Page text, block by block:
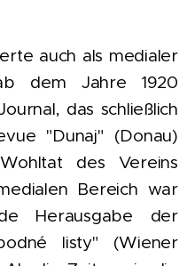
auch als medialer
dem Jahre 1920
das schließlich
"Dunaj" (Donau)
des Vereins
Bereich war
Herausgabe der
listy" (Wiener